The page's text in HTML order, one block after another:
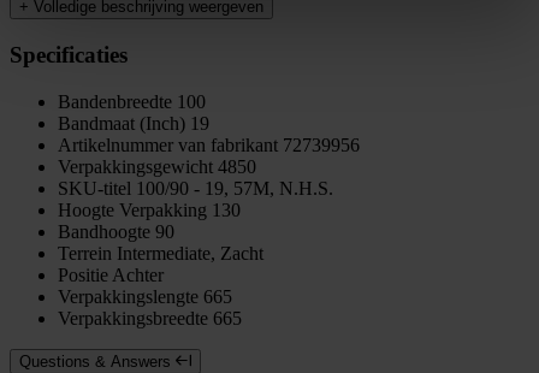
+ Volledige beschrijving weergeven
Specificaties
Bandenbreedte 100
Bandmaat (Inch) 19
Artikelnummer van fabrikant 72739956
Verpakkingsgewicht 4850
SKU-titel 100/90 - 19, 57M, N.H.S.
Hoogte Verpakking 130
Bandhoogte 90
Terrein Intermediate, Zacht
Positie Achter
Verpakkingslengte 665
Verpakkingsbreedte 665
Questions & Answers